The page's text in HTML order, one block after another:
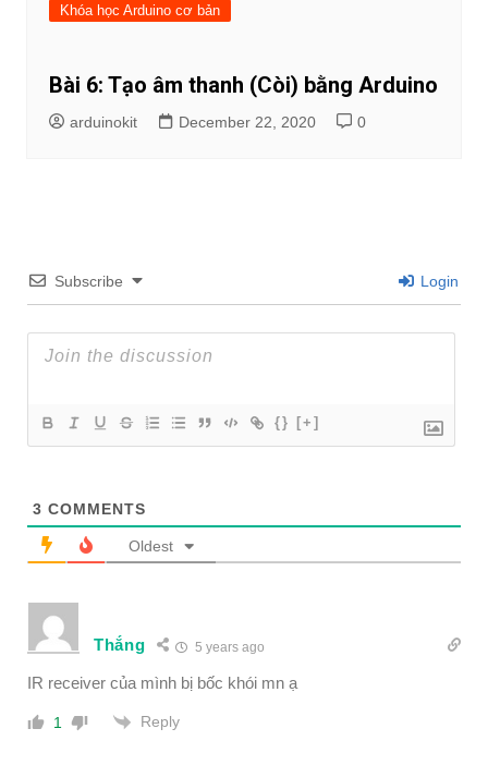
Khóa học Arduino cơ bản
Bài 6: Tạo âm thanh (Còi) bằng Arduino
arduinokit December 22, 2020 0
Subscribe Login
{} [+]
3 COMMENTS
Oldest
Thắng 5 years ago
IR receiver của mình bị bốc khói mn ạ
1 Reply